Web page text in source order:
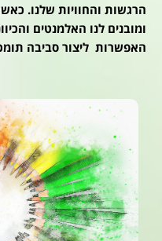
הרגשות והחוויות שלנו.
ומובנים לנו האלמנטים
האפשרות ליצור סביבה